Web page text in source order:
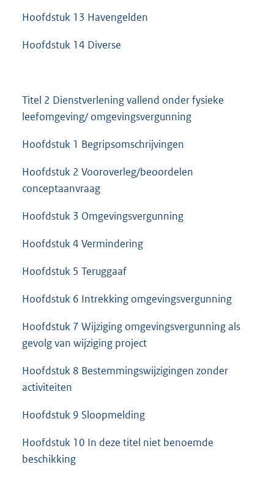
Hoofdstuk 13 Havengelden
Hoofdstuk 14 Diverse
Titel 2 Dienstverlening vallend onder fysieke
leefomgeving/ omgevingsvergunning
Hoofdstuk 1 Begripsomschrijvingen
Hoofdstuk 2 Vooroverleg/beoordelen
conceptaanvraag
Hoofdstuk 3 Omgevingsvergunning
Hoofdstuk 4 Vermindering
Hoofdstuk 5 Teruggaaf
Hoofdstuk 6 Intrekking omgevingsvergunning
Hoofdstuk 7 Wijziging omgevingsvergunning als
gevolg van wijziging project
Hoofdstuk 8 Bestemmingswijzigingen zonder
activiteiten
Hoofdstuk 9 Sloopmelding
Hoofdstuk 10 In deze titel niet benoemde
beschikking